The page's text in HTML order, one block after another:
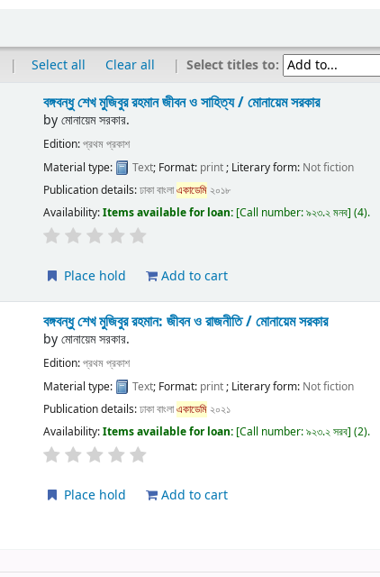
| Select all Clear all | Select titles to:
বঙ্গবন্ধু শেখ মুজিবুর রহমান জীবন ও সাহিত্য /মোনায়েম সরকার
byমোনায়েম সরকার.
Edition:প্রথম প্রকাশ
Material type:
Text; Format: print ; Literary form: Not fiction
Publication details:ঢাকাবাংলাএকাডেমি ২০১৮
Availability:Items available for loan: Call number:৯২৩.২ মনব (4).
Place hold Add to cart
বঙ্গবন্ধু শেখ মুজিবুর রহমান: জীবন ও রাজনীতি /মোনায়েম সরকার
byমোনায়েম সরকার.
Edition:প্রথম প্রকাশ
Material type:
Text; Format: print; Literary form: Not fiction
Publication details:ঢাকাবাংলাএকাডেমি ২০২১
Availability:Items available for loan: Call number:৯২৩.২ সরব (2).
Place hold Add to cart